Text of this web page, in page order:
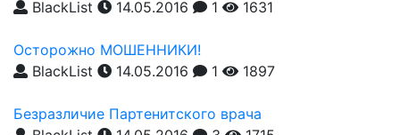
BlackList
14.05.2016 1 1631
Осторожно МОШЕННИКИ!
BlackList
14.05.2016 1 1897
Безразличие Партенитского врача